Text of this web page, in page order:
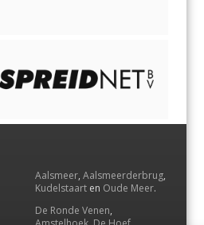
Aalsmeer, Aalsmeerderbrug,
Kudelstaart en Oude Meer.
De Ronde Venen,